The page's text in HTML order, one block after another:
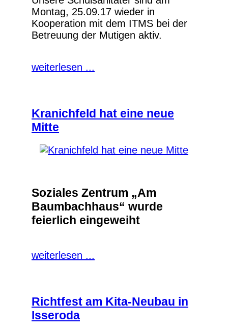
Montag, 25.09.17 wieder in
Kooperation mit dem ITMS bei der
Betreuung der Mutigen aktiv.
weiterlesen ...
Kranichfeld hat eine neue
Mitte
Soziales Zentrum „Am
Baumbachhaus“ wurde
feierlich eingeweiht
weiterlesen ...
Richtfest am Kita-Neubau in
Isseroda